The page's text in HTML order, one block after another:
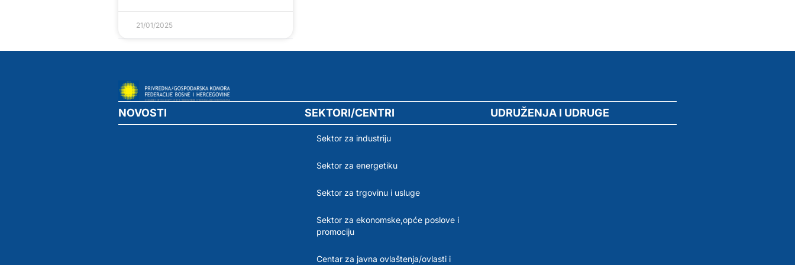
21/01/2025
NOVOSTI SEKTORI/CENTRI
Sektor za industriju
Sektor za energetiku
Sektor za trgovinu i usluge
Sektor za ekonomske,opće poslove i
promociju
Centar za javna ovlaštenja/ovlasti i
UDRUŽENJA I UDRUGE